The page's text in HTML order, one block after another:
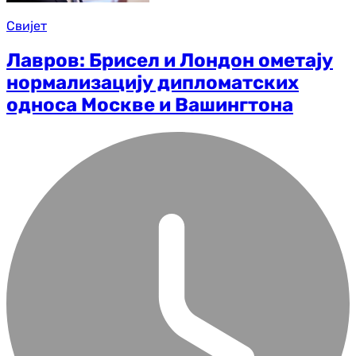
Свијет
Лавров: Брисел и Лондон ометају
нормализацију дипломатских
односа Москве и Вашингтона